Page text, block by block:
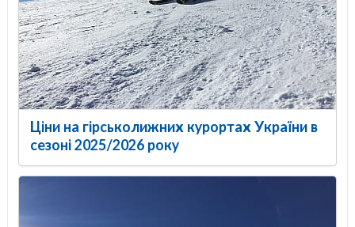
Ціни на гірськолижних курортах України в
сезоні 2025/2026 року